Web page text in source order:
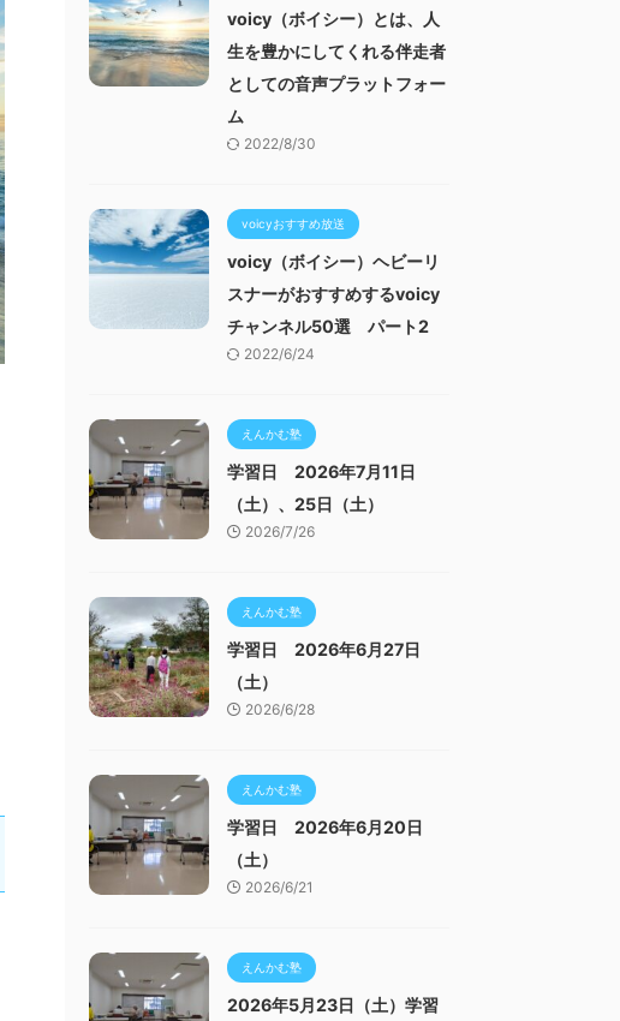
voicy（ボイシー）とは、人
生を豊かにしてくれる伴走者
としての音声プラットフォー
ム
2022/8/30
voicyおすすめ放送
voicy（ボイシー）ヘビーリ
スナーがおすすめするvoicy
チャンネル50選 パート2
2022/6/24
えんかむ塾
学習日 2026年7月11日
（土）、25日（土）
2026/7/26
えんかむ塾
学習日 2026年6月27日
（土）
2026/6/28
えんかむ塾
学習日 2026年6月20日
（土）
2026/6/21
えんかむ塾
2026年5月23日（土）学習